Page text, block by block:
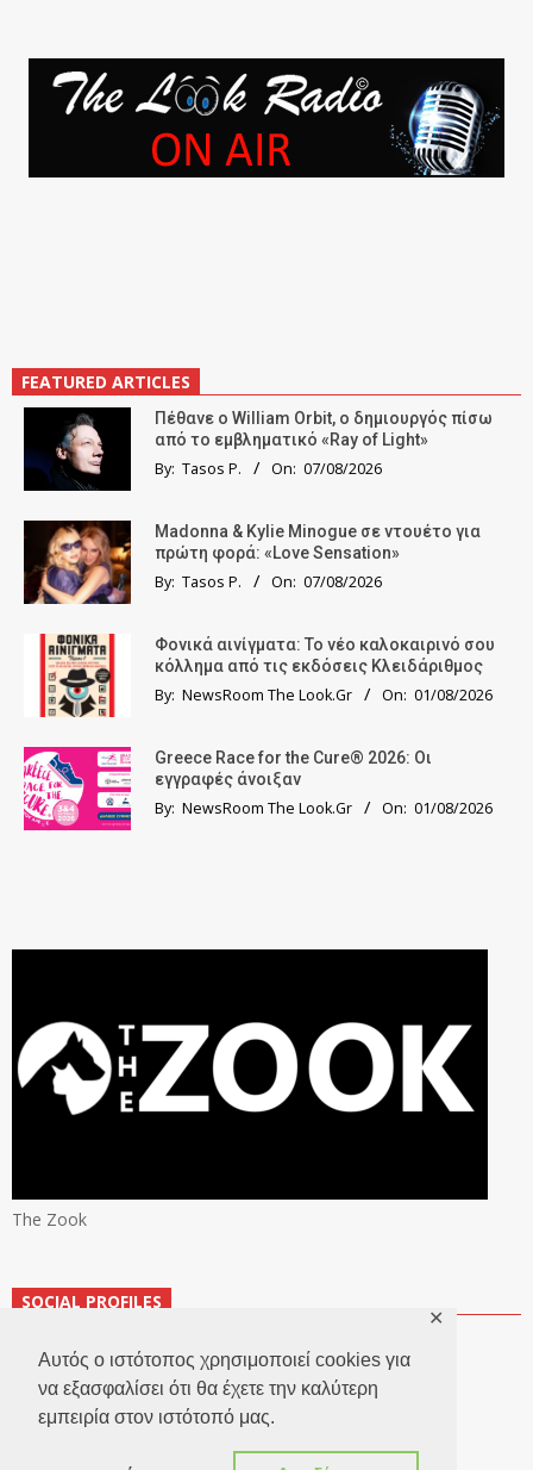
Αυτός ο ιστότοπος χρησιμοποιεί cookies για
να εξασφαλίσει ότι θα έχετε την καλύτερη
εμπειρία στον ιστότοπό μας.
✕
FEATURED ARTICLES
Πέθανε ο William Orbit, ο δημιουργός πίσω
από το εμβληματικό «Ray of Light»
By: Tasos P. On: 07/08/2026
Madonna & Kylie Minogue σε ντουέτο για
πρώτη φορά: «Love Sensation»
By: Tasos P. On: 07/08/2026
Φονικά αινίγματα: Το νέο καλοκαιρινό σου
κόλλημα από τις εκδόσεις Κλειδάριθμος
By: NewsRoom The Look.Gr On: 01/08/2026
Greece Race for the Cure® 2026: Οι
εγγραφές άνοιξαν
By: NewsRoom The Look.Gr On: 01/08/2026
The Zook
SOCIAL PROFILES